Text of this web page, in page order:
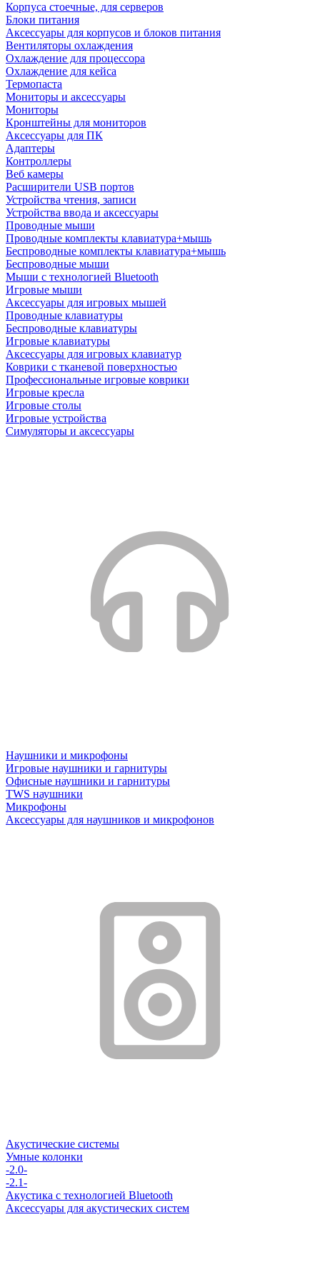
Корпуса стоечные, для серверов
Блоки питания
Аксессуары для корпусов и блоков питания
Вентиляторы охлаждения
Охлаждение для процессора
Охлаждение для кейса
Термопаста
Мониторы и аксессуары
Мониторы
Кронштейны для мониторов
Аксессуары для ПК
Адаптеры
Контроллеры
Веб камеры
Расширители USB портов
Устройства чтения, записи
Устройства ввода и аксессуары
Проводные мыши
Проводные комплекты клавиатура+мышь
Беспроводные комплекты клавиатура+мышь
Беспроводные мыши
Мыши с технологией Bluetooth
Игровые мыши
Аксессуары для игровых мышей
Проводные клавиатуры
Беспроводные клавиатуры
Игровые клавиатуры
Аксессуары для игровых клавиатур
Коврики с тканевой поверхностью
Профессиональные игровые коврики
Игровые кресла
Игровые столы
Игровые устройства
Симуляторы и аксессуары
Наушники и микрофоны
Игровые наушники и гарнитуры
Офисные наушники и гарнитуры
TWS наушники
Микрофоны
Аксессуары для наушников и микрофонов
Акустические системы
Умные колонки
-2.0-
-2.1-
Акустика с технологией Bluetooth
Аксессуары для акустических систем